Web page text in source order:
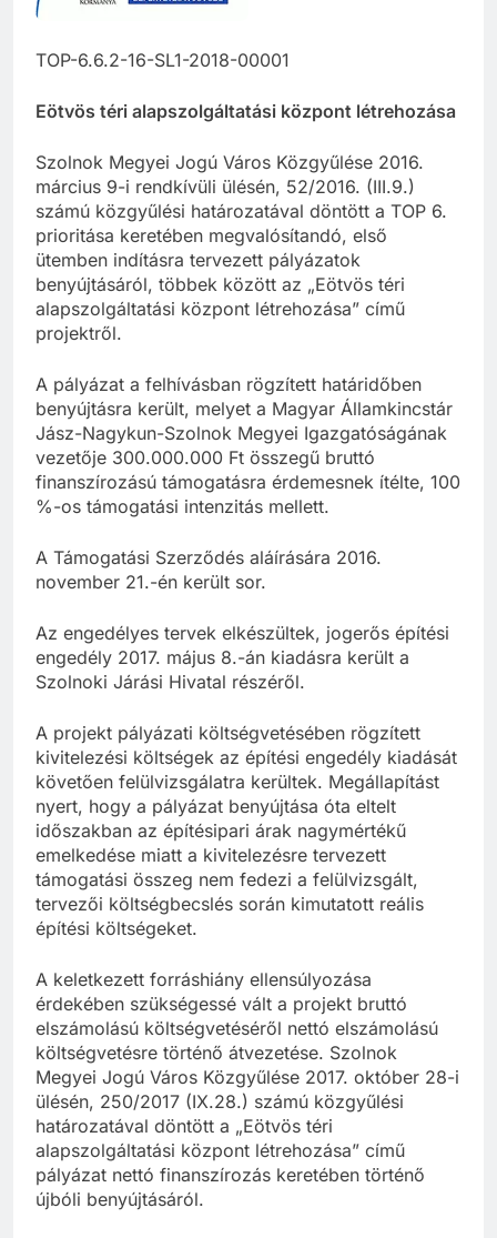
TOP-6.6.2-16-SL1-2018-00001
Eötvös téri alapszolgáltatási központ létrehozása
Szolnok Megyei Jogú Város Közgyűlése 2016.
március 9-i rendkívüli ülésén, 52/2016. (III.9.)
számú közgyűlési határozatával döntött a TOP 6.
prioritása keretében megvalósítandó, első
ütemben indításra tervezett pályázatok
benyújtásáról, többek között az „Eötvös téri
alapszolgáltatási központ létrehozása” című
projektről.
A pályázat a felhívásban rögzített határidőben
benyújtásra került, melyet a Magyar Államkincstár
Jász-Nagykun-Szolnok Megyei Igazgatóságának
vezetője 300.000.000 Ft összegű bruttó
finanszírozású támogatásra érdemesnek ítélte, 100
%-os támogatási intenzitás mellett.
A Támogatási Szerződés aláírására 2016.
november 21.-én került sor.
Az engedélyes tervek elkészültek, jogerős építési
engedély 2017. május 8.-án kiadásra került a
Szolnoki Járási Hivatal részéről.
A projekt pályázati költségvetésében rögzített
kivitelezési költségek az építési engedély kiadását
követően felülvizsgálatra kerültek. Megállapítást
nyert, hogy a pályázat benyújtása óta eltelt
időszakban az építésipari árak nagymértékű
emelkedése miatt a kivitelezésre tervezett
támogatási összeg nem fedezi a felülvizsgált,
tervezői költségbecslés során kimutatott reális
építési költségeket.
A keletkezett forráshiány ellensúlyozása
érdekében szükségessé vált a projekt bruttó
elszámolású költségvetéséről nettó elszámolású
költségvetésre történő átvezetése. Szolnok
Megyei Jogú Város Közgyűlése 2017. október 28-i
ülésén, 250/2017 (IX.28.) számú közgyűlési
határozatával döntött a „Eötvös téri
alapszolgáltatási központ létrehozása” című
pályázat nettó finanszírozás keretében történő
újbóli benyújtásáról.